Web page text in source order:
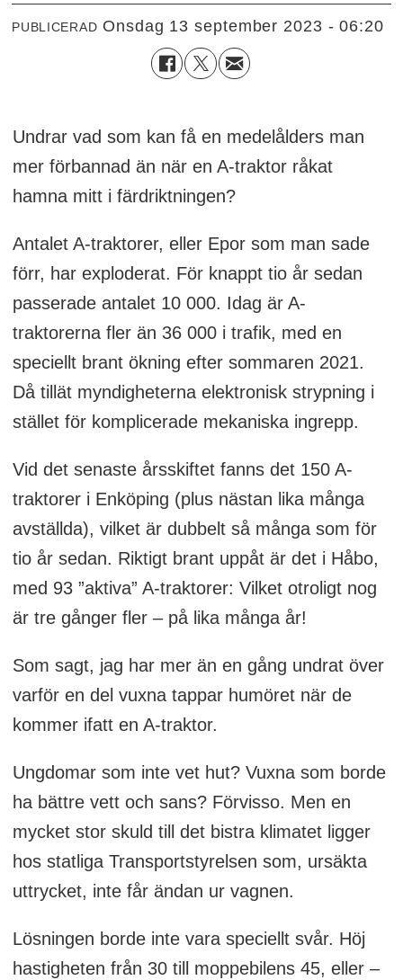
PUBLICERAD onsdag 13 september 2023 - 06:20
Undrar vad som kan få en medelålders man
mer förbannad än när en A-traktor råkat
hamna mitt i färdriktningen?
Antalet A-traktorer, eller Epor som man sade
förr, har exploderat. För knappt tio år sedan
passerade antalet 10 000. Idag är A-
traktorerna fler än 36 000 i trafik, med en
speciellt brant ökning efter sommaren 2021.
Då tillät myndigheterna elektronisk strypning i
stället för komplicerade mekaniska ingrepp.
Vid det senaste årsskiftet fanns det 150 A-
traktorer i Enköping (plus nästan lika många
avställda), vilket är dubbelt så många som för
tio år sedan. Riktigt brant uppåt är det i Håbo,
med 93 ”aktiva” A-traktorer: Vilket otroligt nog
är tre gånger fler – på lika många år!
Som sagt, jag har mer än en gång undrat över
varför en del vuxna tappar humöret när de
kommer ifatt en A-traktor.
Ungdomar som inte vet hut? Vuxna som borde
ha bättre vett och sans? Förvisso. Men en
mycket stor skuld till det bistra klimatet ligger
hos statliga Transportstyrelsen som, ursäkta
uttrycket, inte får ändan ur vagnen.
Lösningen borde inte vara speciellt svår. Höj
hastigheten från 30 till moppebilens 45, eller –